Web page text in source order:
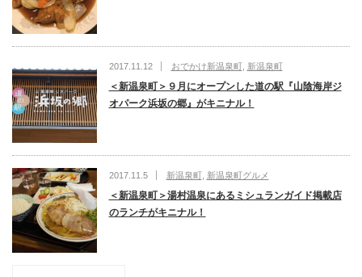
2017.11.12 おでかけ新温泉町, 新温泉町
＜新温泉町＞９月にオープンした道の駅『山陰海岸ジ
オパーク浜坂の郷』がキニナル！
2017.11.5 新温泉町, 新温泉町グルメ
＜新温泉町＞湯村温泉にあるミシュランガイド掲載店
のランチがキニナル！